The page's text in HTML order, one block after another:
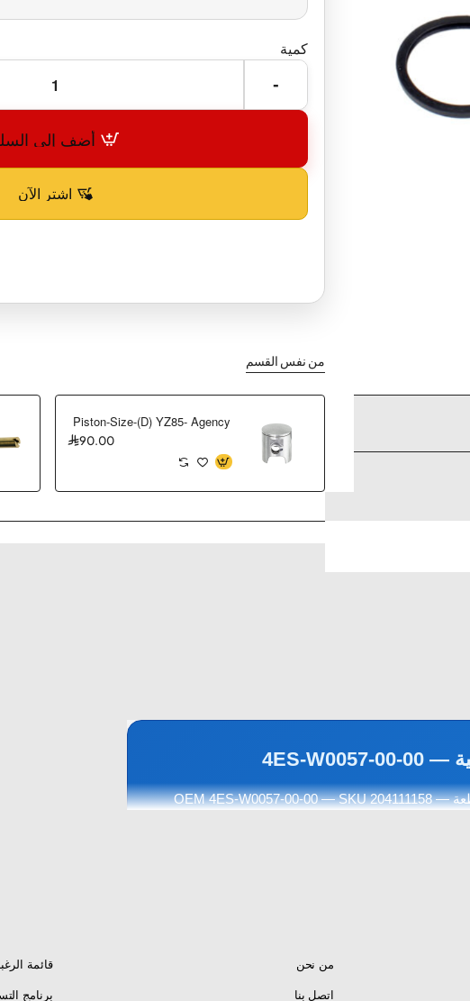
أضف إلى
اشترِ الآن
من نفس القسم
Piston-Size-(D) YZ85- Agency
90.00
إصلاح كليبر فرامل Yamaha YZ85 / YZ65 — وكالة أصلية 100% — رقم القطعة OEM 4ES-W0057-00-00 — SKU 204111158 —
من نحن
اتصل بنا
قائمة
برنامج